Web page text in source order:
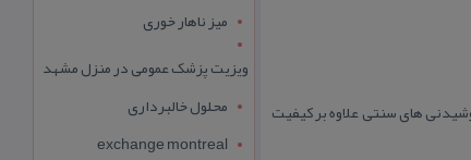
های سنتی علاوه بر كیفیت
میز ناهار خوری
ویزیت پزشک عمومی در منزل مشهد
محلول خالبرداری
exchange montreal